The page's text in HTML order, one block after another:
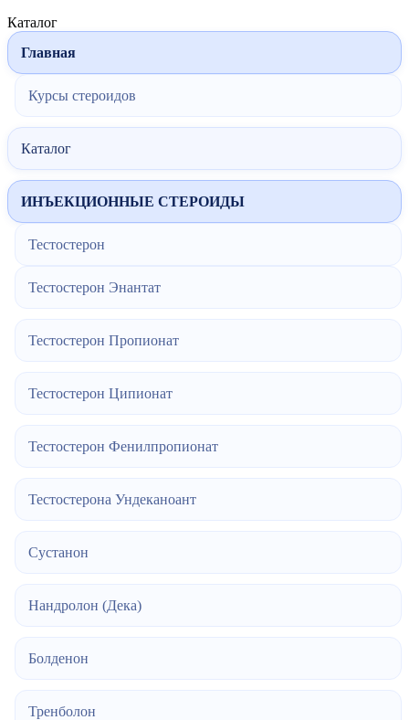
Каталог
Главная
Курсы стероидов
Каталог
ИНЪЕКЦИОННЫЕ СТЕРОИДЫ
Тестостерон
Тестостерон Энантат
Тестостерон Пропионат
Тестостерон Ципионат
Тестостерон Фенилпропионат
Тестостерона Ундеканоант
Сустанон
Нандролон (Дека)
Болденон
Тренболон